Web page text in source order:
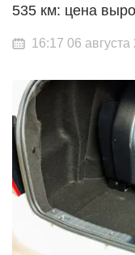
535 км: цена
16:17 06 августа